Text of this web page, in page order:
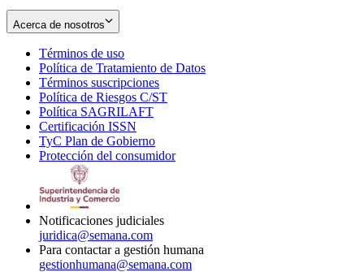
Acerca de nosotros
Términos de uso
in
new
window
Política de Tratamiento de Datos
Términos suscripciones
in
Política de Riesgos C/ST
Política SAGRILAFT
new
window
Certificación ISSN
in
new
TyC Plan de Gobierno
in
Protección del consumidorOpens
Notificaciones judiciales
juridica@semana.com
Para contactar a gestión humana
gestionhumana@semana.com